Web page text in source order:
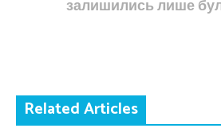
залишились лише
Related Articles